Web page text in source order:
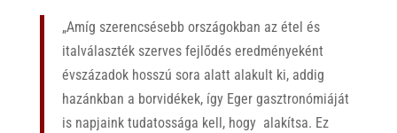
„Amíg szerencsésebb országokban az étel és
italválaszték szerves fejlődés eredményeként
évszázadok hosszú sora alatt alakult ki, addig
hazánkban a borvidékek, így Eger gasztronómiáját
is napjaink tudatossága kell, hogy alakítsa. Ez